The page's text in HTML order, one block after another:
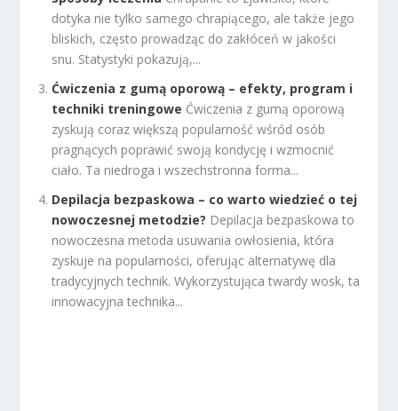
dotyka nie tylko samego chrapiącego, ale także jego
bliskich, często prowadząc do zakłóceń w jakości
snu. Statystyki pokazują,...
Ćwiczenia z gumą oporową – efekty, program i
techniki treningowe Ćwiczenia z gumą oporową
zyskują coraz większą popularność wśród osób
pragnących poprawić swoją kondycję i wzmocnić
ciało. Ta niedroga i wszechstronna forma...
Depilacja bezpaskowa – co warto wiedzieć o tej
nowoczesnej metodzie? Depilacja bezpaskowa to
nowoczesna metoda usuwania owłosienia, która
zyskuje na popularności, oferując alternatywę dla
tradycyjnych technik. Wykorzystująca twardy wosk, ta
innowacyjna technika...